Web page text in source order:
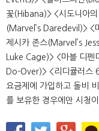
꽃(Hibana)> <시도니아
(Marvel’s Daredevil)> <
제시카 존스(Marvel’s
Luke Cage)> <마블 디
Do-Over)> <리디큘러스
요금제에 가입하고 돌비
를 보유한 경우에만 시청